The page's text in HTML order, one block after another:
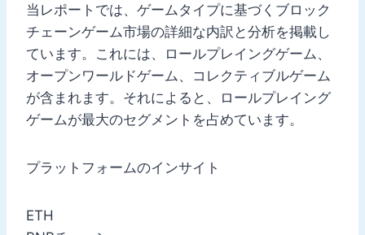
当レポートでは、ゲームタイプに基づくブロック
チェーンゲーム市場の詳細な内訳と分析を掲載し
ています。これには、ロールプレイングゲーム、
オープンワールドゲーム、コレクティブルゲーム
が含まれます。それによると、ロールプレイング
ゲームが最大のセグメントを占めています。
プラットフォームのインサイト
ETH